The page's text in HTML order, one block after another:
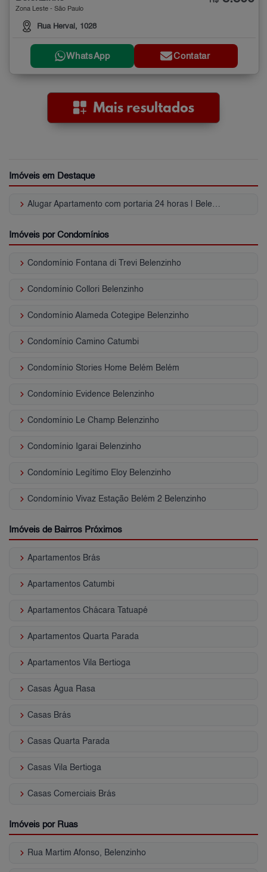
Zona Leste - São Paulo
Rua Herval, 1028
WhatsApp Contatar
Imóveis em Destaque
keyboard_arrow_right Alugar Apartamento com portaria 24 horas | Belenzinho
Imóveis por Condomínios
keyboard_arrow_right Condomínio Fontana di Trevi Belenzinho
keyboard_arrow_right Condomínio Collori Belenzinho
keyboard_arrow_right Condomínio Alameda Cotegipe Belenzinho
keyboard_arrow_right Condomínio Camino Catumbi
keyboard_arrow_right Condomínio Stories Home Belém Belém
keyboard_arrow_right Condomínio Evidence Belenzinho
keyboard_arrow_right Condomínio Le Champ Belenzinho
keyboard_arrow_right Condomínio Igarai Belenzinho
keyboard_arrow_right Condomínio Legítimo Eloy Belenzinho
keyboard_arrow_right Condomínio Vivaz Estação Belém 2 Belenzinho
Imóveis de Bairros Próximos
keyboard_arrow_right Apartamentos Brás
keyboard_arrow_right Apartamentos Catumbi
keyboard_arrow_right Apartamentos Chácara Tatuapé
keyboard_arrow_right Apartamentos Quarta Parada
keyboard_arrow_right Apartamentos Vila Bertioga
keyboard_arrow_right Casas Água Rasa
keyboard_arrow_right Casas Brás
keyboard_arrow_right Casas Quarta Parada
keyboard_arrow_right Casas Vila Bertioga
keyboard_arrow_right Casas Comerciais Brás
Imóveis por Ruas
keyboard_arrow_right Rua Martim Afonso, Belenzinho